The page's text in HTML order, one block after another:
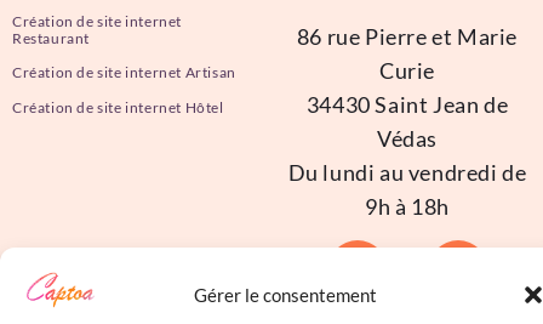
Gérer le consentement
Création de site internet
Restaurant
Création de site internet Artisan
Création de site internet Hôtel
86 rue Pierre et Marie
Curie
34430 Saint Jean de
Védas
Du lundi au vendredi de
9h à 18h